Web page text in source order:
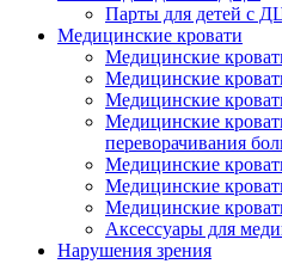
Парты для детей с
Медицинские кровати
Медицинские
Медицинские
Медицинские
Медицинские
переворачивания
Медицинские
Медицинские
Медицинские
Аксессуары для
Нарушения зрения